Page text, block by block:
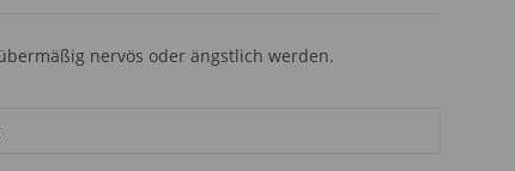
nervös oder ängstlich werden.